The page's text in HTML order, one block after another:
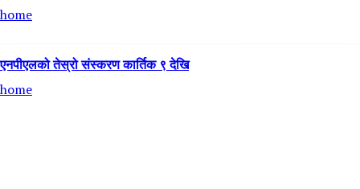
home
एनपीएलको तेस्रो संस्करण कार्तिक ९ देखि
home